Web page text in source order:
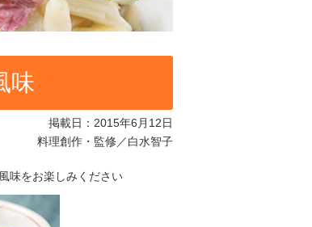
味
掲載日：2015年6月12日
料理創作・監修／白水智子
味をお楽しみください